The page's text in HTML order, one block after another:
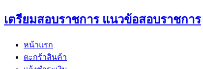
Skip
to
เตรียมสอบราชการ แนวข้อสอบราชการ
หน้าแรก
ตะกร้าสินค้า